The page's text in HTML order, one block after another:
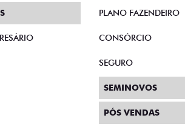
PLANO FAZENDEIRO
CONSÓRCIO
SEGURO
SEMINOVOS
PÓS VENDAS